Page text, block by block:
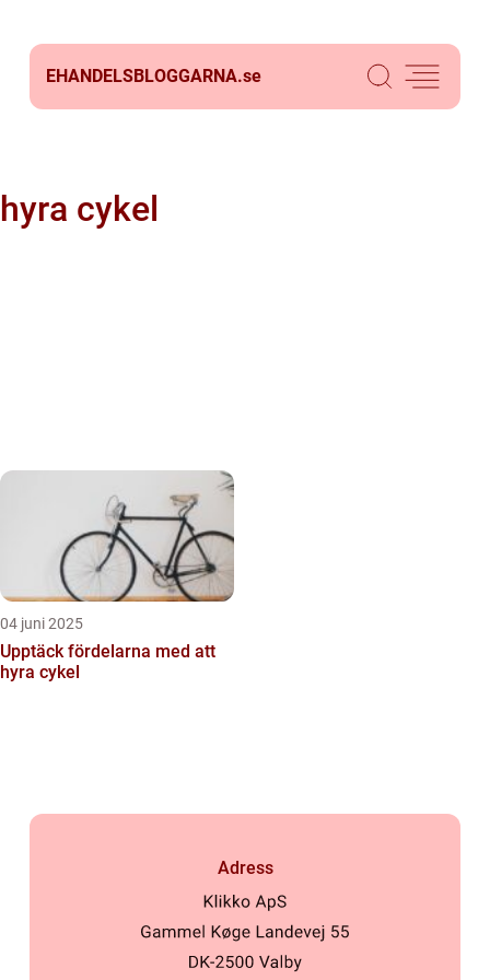
EHANDELSBLOGGARNA.se
hyra cykel
04 juni 2025
Upptäck fördelarna med att
hyra cykel
Adress